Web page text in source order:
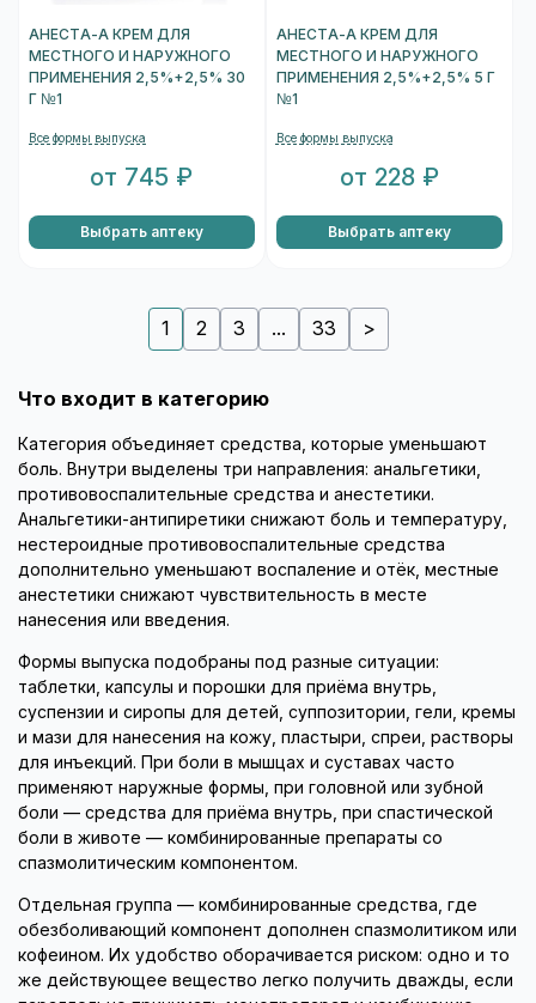
АНЕСТА-А КРЕМ ДЛЯ
МЕСТНОГО И НАРУЖНОГО
ПРИМЕНЕНИЯ 2,5%+2,5% 30
Г №1
Все формы выпуска
от 745 ₽
Выбрать аптеку
АНЕСТА-А КРЕМ ДЛЯ
МЕСТНОГО И НАРУЖНОГО
ПРИМЕНЕНИЯ 2,5%+2,5% 5 Г
№1
Все формы выпуска
от 228 ₽
Выбрать аптеку
1 2 3 ... 33 >
Что входит в категорию
Категория объединяет средства, которые уменьшают
боль. Внутри выделены три направления: анальгетики,
противовоспалительные средства и анестетики.
Анальгетики-антипиретики снижают боль и температуру,
нестероидные противовоспалительные средства
дополнительно уменьшают воспаление и отёк, местные
анестетики снижают чувствительность в месте
нанесения или введения.
Формы выпуска подобраны под разные ситуации:
таблетки, капсулы и порошки для приёма внутрь,
суспензии и сиропы для детей, суппозитории, гели, кремы
и мази для нанесения на кожу, пластыри, спреи, растворы
для инъекций. При боли в мышцах и суставах часто
применяют наружные формы, при головной или зубной
боли — средства для приёма внутрь, при спастической
боли в животе — комбинированные препараты со
спазмолитическим компонентом.
Отдельная группа — комбинированные средства, где
обезболивающий компонент дополнен спазмолитиком или
кофеином. Их удобство оборачивается риском: одно и то
же действующее вещество легко получить дважды, если